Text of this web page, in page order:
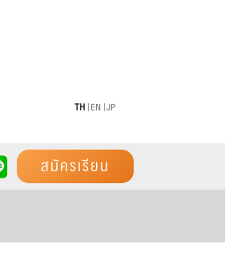
TH EN JP
สมัครเรียน